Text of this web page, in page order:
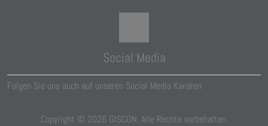
Social Media
Folgen Sie uns auch auf unseren Social Media Kanälen
Copyright © 2026 GISCON. Alle Rechte vorbehalten.